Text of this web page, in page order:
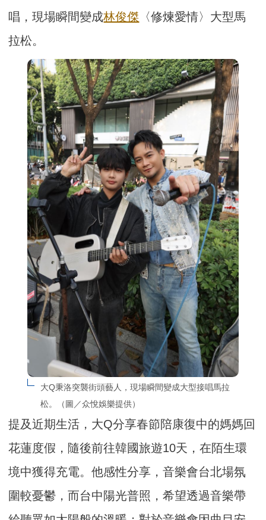
唱，現場瞬間變成林俊傑 〈修煉愛情〉大型馬
拉松。
大Q秉洛突襲街頭藝人，現場瞬間變成大型接唱馬拉
松。（圖／众悅娛樂提供）
提及近期生活，大Q分享春節陪康復中的媽媽回
花蓮度假，隨後前往韓國旅遊10天，在陌生環
境中獲得充電。他感性分享，音樂會台北場氛
圍較憂鬱，而台中陽光普照，希望透過音樂帶